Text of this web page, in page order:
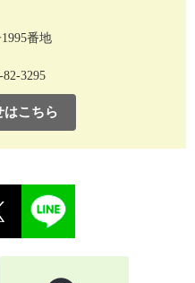
番地
82-3295
はこちら